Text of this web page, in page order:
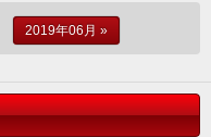
2019年06月 »